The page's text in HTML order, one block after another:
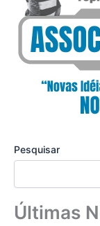
Pesquisar
Últimas